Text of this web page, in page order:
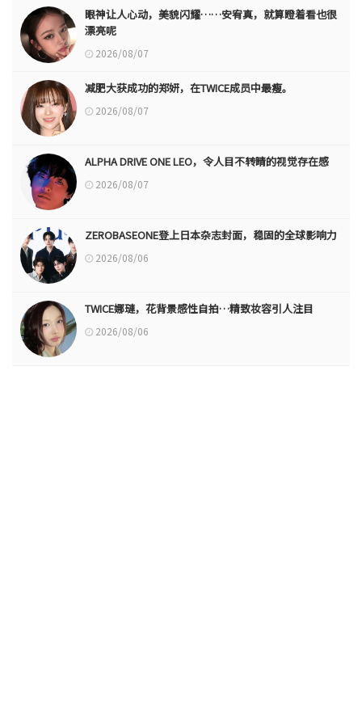
眼神让人心动，美貌闪耀……安宥真，就算瞪着看也很
漂亮呢
2026/08/07
减肥大获成功的郑妍，在TWICE成员中最瘦。
2026/08/07
ALPHA DRIVE ONE LEO，令人目不转睛的视觉存在感
2026/08/07
ZEROBASEONE登上日本杂志封面，稳固的全球影响力
2026/08/06
TWICE娜璉，花背景感性自拍…精致妆容引人注目
2026/08/06